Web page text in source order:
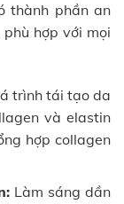
thành phần an
hợp với mọi
trình tái tạo da
và elastin
hợp collagen
Làm sáng dần